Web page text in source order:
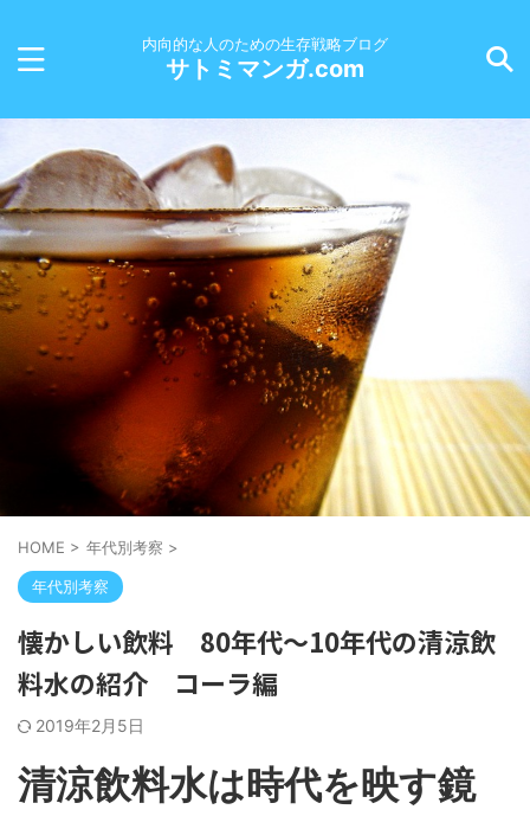
内向的な人のための生存戦略ブログ
サトミマンガ.com
HOME > 年代別考察 >
年代別考察
懐かしい飲料 80年代～10年代の清涼飲
料水の紹介 コーラ編
2019年2月5日
清涼飲料水は時代を映す鏡